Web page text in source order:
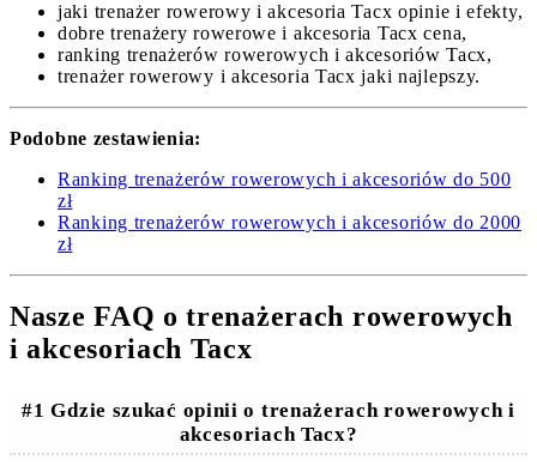
jaki trenażer rowerowy i akcesoria Tacx opinie i efekty,
dobre trenażery rowerowe i akcesoria Tacx cena,
ranking trenażerów rowerowych i akcesoriów Tacx,
trenażer rowerowy i akcesoria Tacx jaki najlepszy.
Podobne zestawienia:
Ranking trenażerów rowerowych i akcesoriów do 500
zł
Ranking trenażerów rowerowych i akcesoriów do 2000
zł
Nasze FAQ o trenażerach rowerowych
i akcesoriach Tacx
#1 Gdzie szukać opinii o trenażerach rowerowych i
akcesoriach Tacx?